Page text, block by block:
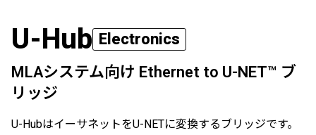
U-Hub Electronics
MLAシステム向け Ethernet to U-NET™ ブ
リッジ
U-HubはイーサネットをU-NETに変換するブリッジです。